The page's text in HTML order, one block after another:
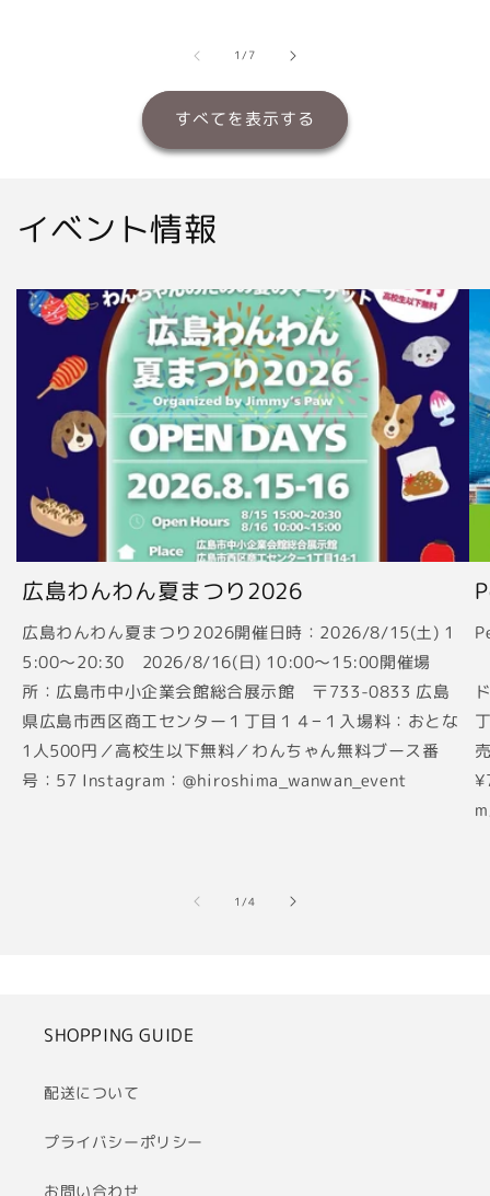
格
1/の
7
すべてを表示する
イベント情報
広島わんわん夏まつり2026
広島わんわん夏まつり2026開催日時：2026/8/15(土) 1
5:00〜20:30 2026/8/16(日) 10:00〜15:00開催場
所：広島市中小企業会館総合展示館 〒733-0833 広島
県広島市西区商工センター１丁目１４−１入場料：おとな
1人500円／高校生以下無料／わんちゃん無料ブース番
号：57 Instagram：@hiroshima_wanwan_event
1 /の
4
SHOPPING GUIDE
配送について
プライバシーポリシー
お問い合わせ